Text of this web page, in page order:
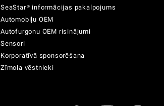
SeaStar® informācijas pakalpojums
Automobiļu OEM
Autofurgonu OEM risinājumi
Sensori
Korporatīvā sponsorēšana
Zīmola vēstnieki